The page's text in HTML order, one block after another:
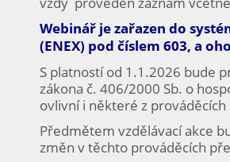
Webinář je zařazen do
(ENEX) pod číslem 603, a
S platností od 1.1.2026 bude
zákona č. 406/2000 Sb. o
ovlivní i některé z
Předmětem vzdělávací akce
změn v těchto prováděcích